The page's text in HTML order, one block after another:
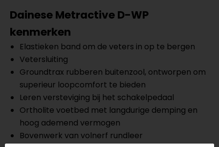
Dainese Metractive D-WP
kenmerken
Elastieken band om de veters in op te bergen
Vetersluiting
Groundtrax rubberen buitenzool, ontworpen om
superieur loopcomfort te bieden
Leren versteviging bij het schakelpedaal
Ortholite voetbed met langdurige demping en
hoog ademend vermogen
Bovenwerk van volnerf rundleer